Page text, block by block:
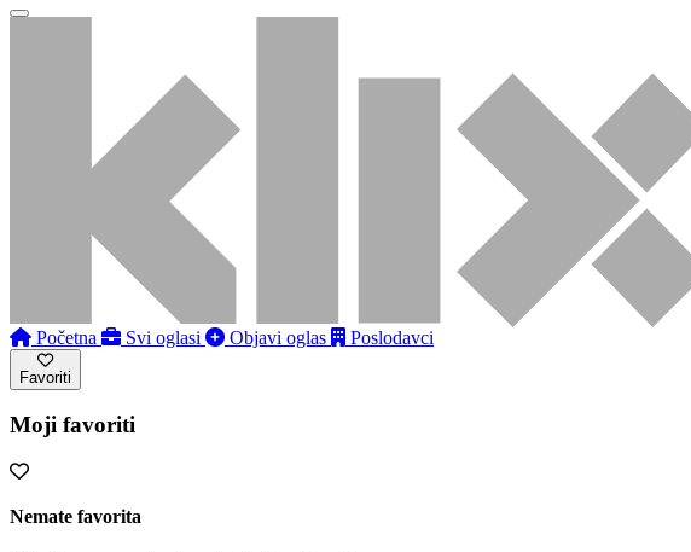
Početna Svi oglasi Objavi oglas Poslodavci
Favoriti
Moji favoriti
Nemate favorita